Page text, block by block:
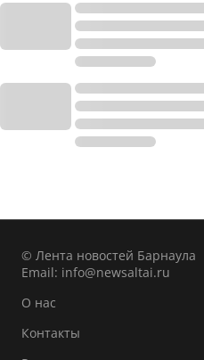
© Лента новостей Барнаула
Email: info@newsaltai.ru
О нас
Контакты